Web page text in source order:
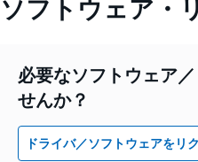
ソフトウェア・
必要なソフトウェア
せんか？
ドライバ／ソフトウェアをリ